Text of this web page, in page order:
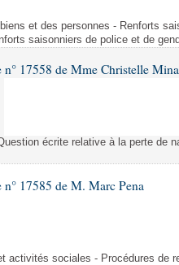
et des personnes - Renforts
saisonniers de police et de
n° 17558 de Mme Christelle
écrite relative à la perte de
n° 17585 de M. Marc Pena
activités sociales - Procédures de